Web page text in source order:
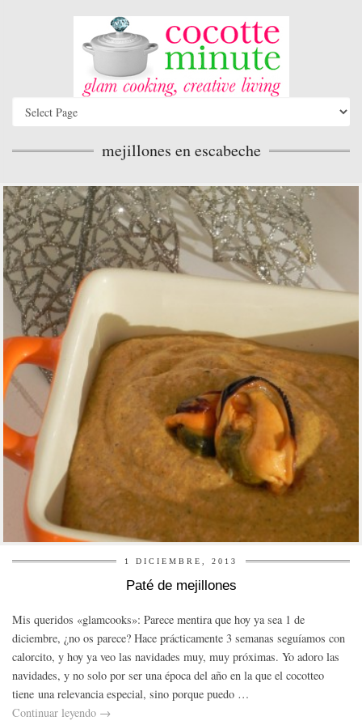
mejillones en escabeche
1 DICIEMBRE, 2013
Paté de mejillones
Mis queridos «glamcooks»: Parece mentira que hoy ya sea 1 de
diciembre, ¿no os parece? Hace prácticamente 3 semanas seguíamos con
calorcito, y hoy ya veo las navidades muy, muy próximas. Yo adoro las
navidades, y no solo por ser una época del año en la que el cocotteo
tiene una relevancia especial, sino porque puedo …
Continuar leyendo →